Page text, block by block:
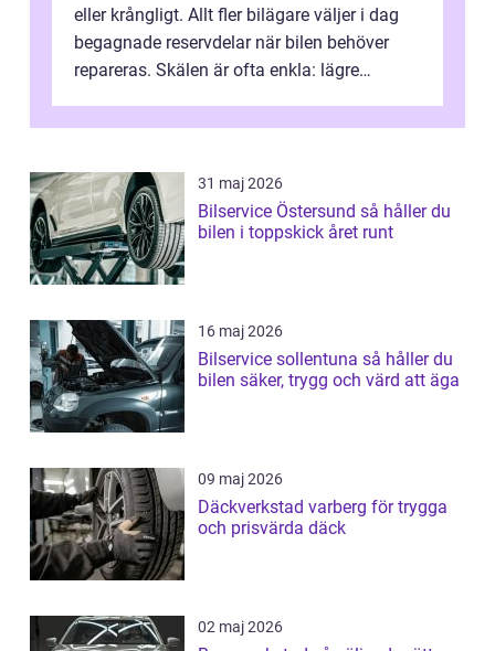
eller krångligt. Allt fler bilägare väljer i dag
begagnade reservdelar när bilen behöver
repareras. Skälen är ofta enkla: lägre
31 maj 2026
Bilservice Östersund så håller du
bilen i toppskick året runt
16 maj 2026
Bilservice sollentuna så håller du
bilen säker, trygg och värd att äga
09 maj 2026
Däckverkstad varberg för trygga
och prisvärda däck
02 maj 2026